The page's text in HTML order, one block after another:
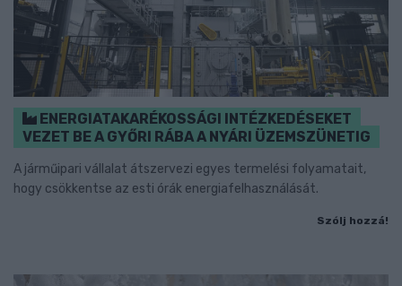
ENERGIATAKARÉKOSSÁGI INTÉZKEDÉSEKET
VEZET BE A GYŐRI RÁBA A NYÁRI ÜZEMSZÜNETIG
A járműipari vállalat átszervezi egyes termelési folyamatait,
hogy csökkentse az esti órák energiafelhasználását.
Szólj hozzá!